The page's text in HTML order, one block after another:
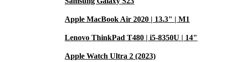
Apple MacBook Air 2020 | 13.3" | M1
Lenovo ThinkPad T480 | i5-8350U | 14"
Apple Watch Ultra 2 (2023)